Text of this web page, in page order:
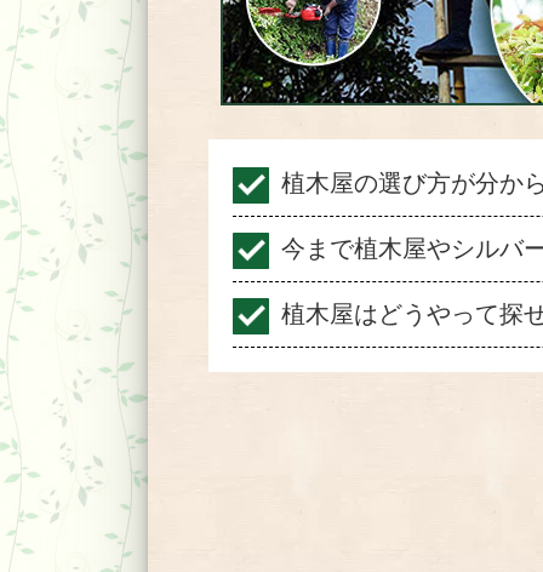
植木屋の選び方が分か
今まで植木屋やシルバ
植木屋はどうやって探